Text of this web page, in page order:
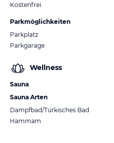
Kostenfrei
Parkmöglichkeiten
Parkplatz
Parkgarage
Wellness
Sauna
Sauna Arten
Dampfbad/Türkisches Bad
Hammam